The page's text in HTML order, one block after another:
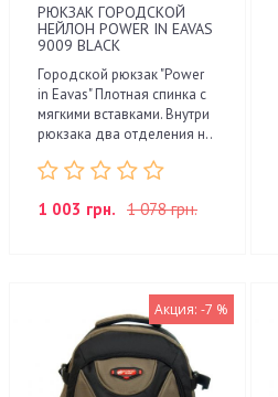
РЮКЗАК ГОРОДСКОЙ
НЕЙЛОН POWER IN EAVAS
9009 BLACK
Городской рюкзак "Power
in Eavas" Плотная спинка с
мягкими вставками. Внутри
рюкзака два отделения н..
1 003 грн. 1 078 грн.
Акция: -7 %